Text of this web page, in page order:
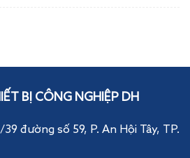
BỊ CÔNG NGHIỆP DH
39 đường số 59, P. An Hội Tây, TP.